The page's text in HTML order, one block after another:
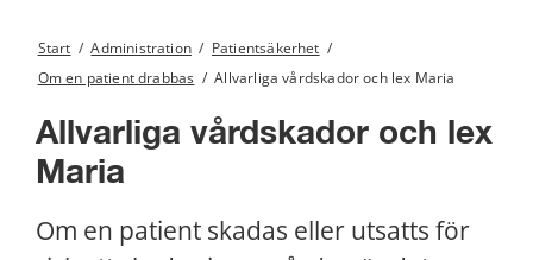
Start / Administration / Patientsäkerhet /
Om en patient drabbas / Allvarliga vårdskador och lex Maria
Allvarliga vårdskador och lex
Maria
Om en patient skadas eller utsatts för